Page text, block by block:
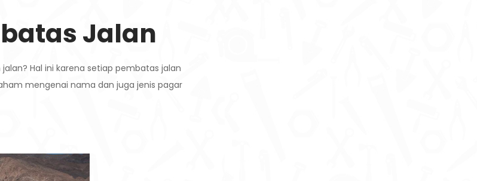
Jalan
Hal ini karena setiap pembatas jalan
mengenai nama dan juga jenis pagar